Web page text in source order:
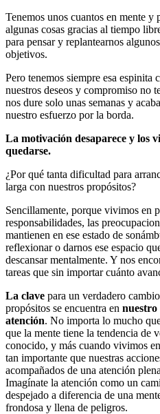
Tenemos unos cuantos en mente y
algunas cosas gracias al tiempo
para pensar y replantearnos
objetivos.
Pero tenemos siempre esa espinita
nuestros deseos y compromiso no
nos dure solo unas semanas y
nuestro esfuerzo por la borda.
La motivación desaparece y los
quedarse.
¿Por qué tanta dificultad para
larga con nuestros propósitos?
Sencillamente, porque vivimos en
responsabilidades, las
mantienen en ese estado de
reflexionar o darnos ese espacio
descansar mentalmente. Y nos
tareas que sin importar cuánto
La clave para un verdadero
propósitos se encuentra en nuestro
atención. No importa lo mucho
que la mente tiene la tendencia de
conocido, y más cuando vivimos
tan importante que nuestras
acompañados de una atención
Imagínate la atención como un
despejado a diferencia de una
frondosa y llena de peligros.